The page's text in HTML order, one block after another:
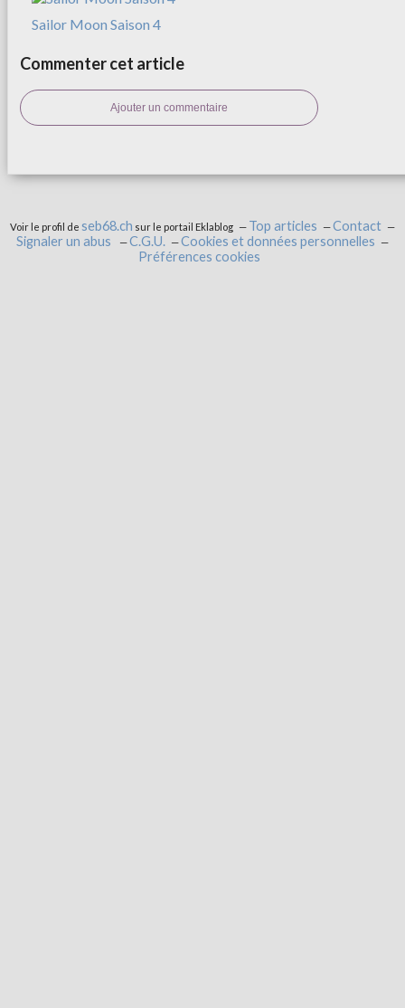
Sailor Moon Saison 4
Commenter cet article
Ajouter un commentaire
Voir le profil de seb68.ch sur le portail Eklablog Top articles
Contact
Signaler un abus
C.G.U.
Cookies et données personnelles
Préférences cookies